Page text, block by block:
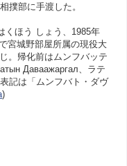
撲部に手渡した。
くほう しょう、1985年
宮城野部屋所属の現役大
。帰化前はムンフバッテ
Даваажаргал、ラテ
記は「ムンフバト・ダヴ
)